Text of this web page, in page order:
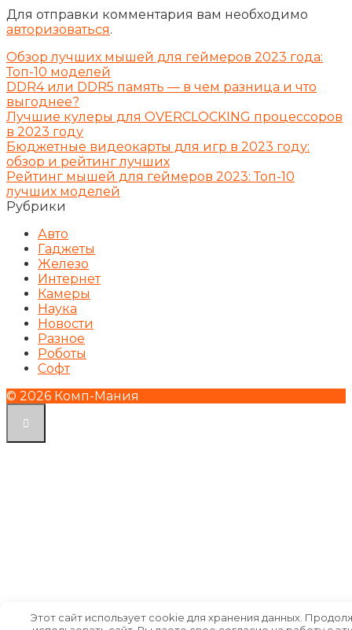
Для отправки комментария вам необходимо
авторизоваться.
Обзор лучших мышей для геймеров 2023 года:
Топ-10 моделей
DDR4 или DDR5 память — в чем разница и что
выгоднее?
Лучшие кулеры для OVERCLOCKING процессоров
в 2023 году
Бюджетные видеокарты для игр в 2023 году:
обзор и рейтинг лучших
Рейтинг мышей для геймеров 2023: Топ-10
лучших моделей
Рубрики
Авто
Гаджеты
Железо
Интернет
Камеры
Наука
Новости
Разное
Роботы
Софт
© 2026 Комп-Мания
Этот сайт использует cookie для хранения данных.